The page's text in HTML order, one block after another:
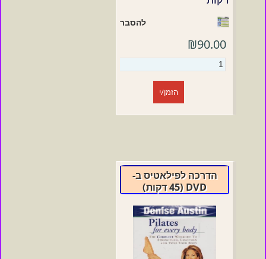
להסבר
₪90.00
הזמן/י
הדרכה לפילאטיס ב-
DVD (45 דקות)